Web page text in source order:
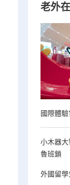
老外
國際體
小木器
魯班鎖
外國留